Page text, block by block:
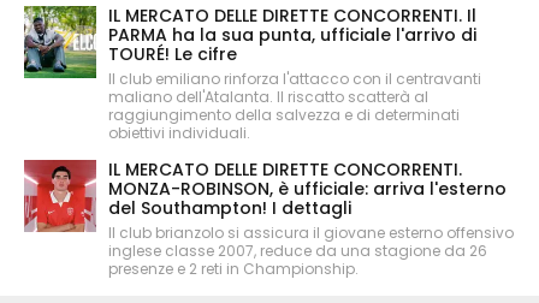
IL MERCATO DELLE DIRETTE CONCORRENTI. Il
PARMA ha la sua punta, ufficiale l'arrivo di
TOURÉ! Le cifre
Il club emiliano rinforza l'attacco con il centravanti
maliano dell'Atalanta. Il riscatto scatterà al
raggiungimento della salvezza e di determinati
obiettivi individuali.
IL MERCATO DELLE DIRETTE CONCORRENTI.
MONZA-ROBINSON, è ufficiale: arriva l'esterno
del Southampton! I dettagli
Il club brianzolo si assicura il giovane esterno offensivo
inglese classe 2007, reduce da una stagione da 26
presenze e 2 reti in Championship.